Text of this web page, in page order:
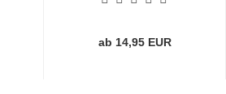
ab 14,95 EUR